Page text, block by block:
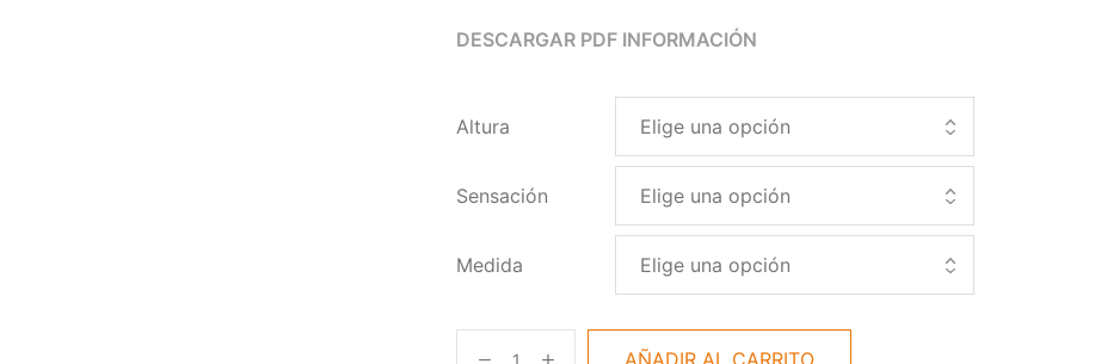
DESCARGAR PDF INFORMACIÓN
Altura
Sensación
Medida
AÑADIR AL CARRITO